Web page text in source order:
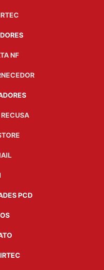
NF
PCD